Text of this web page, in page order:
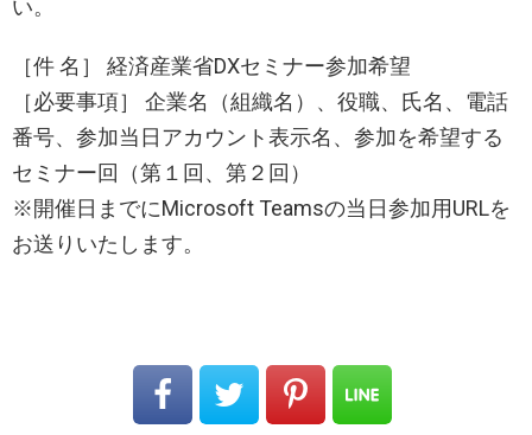
い。
［件 名］ 経済産業省DXセミナー参加希望
［必要事項］ 企業名（組織名）、役職、氏名、電話
番号、参加当日アカウント表示名、参加を希望する
セミナー回（第１回、第２回）
※開催日までにMicrosoft Teamsの当日参加用URLを
お送りいたします。